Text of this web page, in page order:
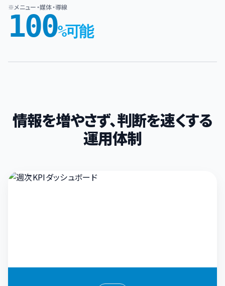
※メニュー・媒体・導線
100%可能
情報を増やさず、判断を速くする
運用体制